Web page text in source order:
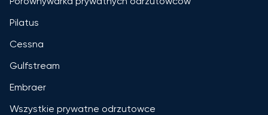
Pilatus
Cessna
Gulfstream
Embraer
Wszystkie prywatne odrzutowce